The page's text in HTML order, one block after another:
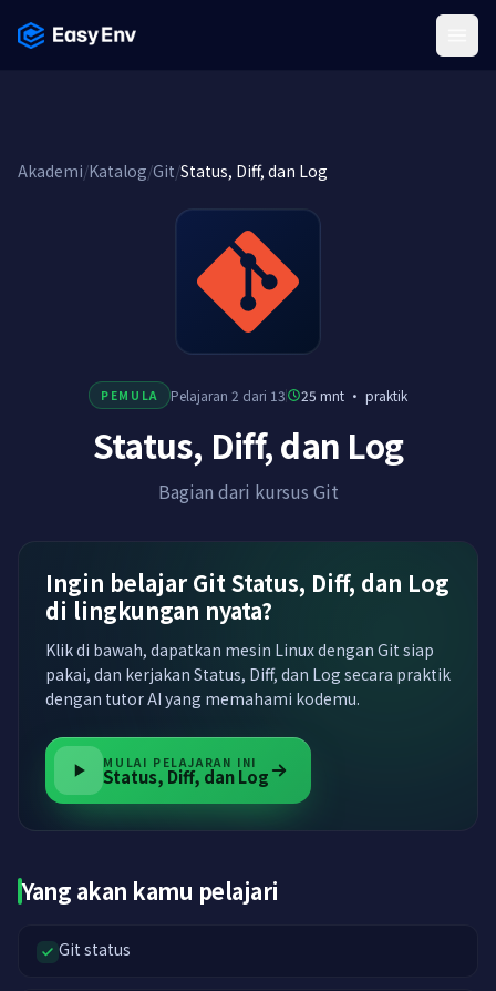
Akademi/Katalog/Git/Status, Diff, dan Log
PEMULA Pelajaran 2 dari 13 25 mnt· praktik
Status, Diff, dan Log
Bagian dari kursus Git
Ingin belajar Git Status, Diff, dan Log
di lingkungan nyata?
Klik di bawah, dapatkan mesin Linux dengan Git siap
pakai, dan kerjakan Status, Diff, dan Log secara praktik
dengan tutor AI yang memahami kodemu.
MULAI PELAJARAN INI
Status, Diff, dan Log
Yang akan kamu pelajari
Git status